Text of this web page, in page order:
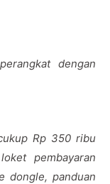
dengan
Rp 350 ribu
pembayaran
dongle, panduan